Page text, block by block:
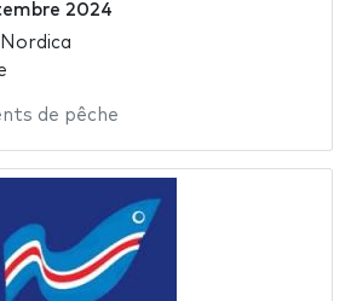
2024
de pêche